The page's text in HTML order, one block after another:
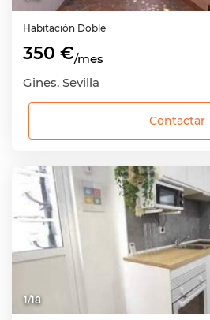
Habitación Doble
350 €/mes
Gines, Sevilla
Contactar
1/18